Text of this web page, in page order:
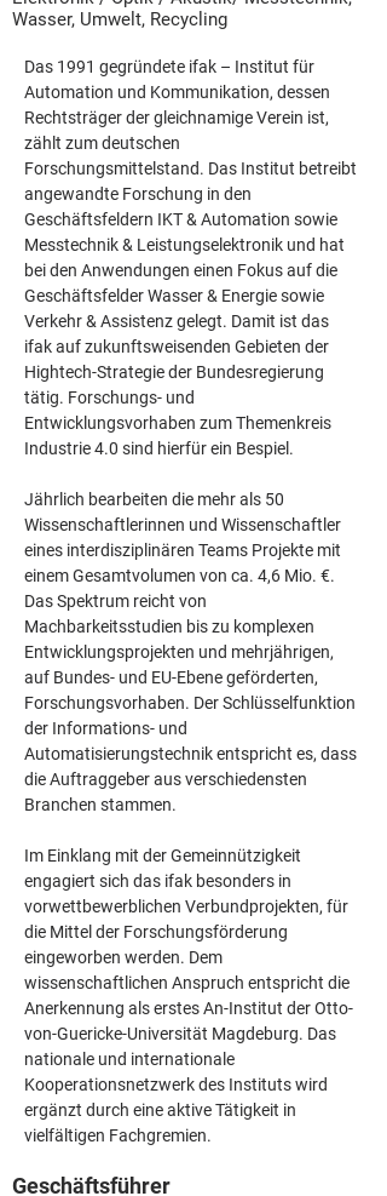
Wasser, Umwelt, Recycling
Das 1991 gegründete ifak – Institut für
Automation und Kommunikation, dessen
Rechtsträger der gleichnamige Verein ist,
zählt zum deutschen
Forschungsmittelstand. Das Institut betreibt
angewandte Forschung in den
Geschäftsfeldern IKT & Automation sowie
Messtechnik & Leistungselektronik und hat
bei den Anwendungen einen Fokus auf die
Geschäftsfelder Wasser & Energie sowie
Verkehr & Assistenz gelegt. Damit ist das
ifak auf zukunftsweisenden Gebieten der
Hightech-Strategie der Bundesregierung
tätig. Forschungs- und
Entwicklungsvorhaben zum Themenkreis
Industrie 4.0 sind hierfür ein Bespiel.
Jährlich bearbeiten die mehr als 50
Wissenschaftlerinnen und Wissenschaftler
eines interdisziplinären Teams Projekte mit
einem Gesamtvolumen von ca. 4,6 Mio. €.
Das Spektrum reicht von
Machbarkeitsstudien bis zu komplexen
Entwicklungsprojekten und mehrjährigen,
auf Bundes- und EU-Ebene geförderten,
Forschungsvorhaben. Der Schlüsselfunktion
der Informations- und
Automatisierungstechnik entspricht es, dass
die Auftraggeber aus verschiedensten
Branchen stammen.
Im Einklang mit der Gemeinnützigkeit
engagiert sich das ifak besonders in
vorwettbewerblichen Verbundprojekten, für
die Mittel der Forschungsförderung
eingeworben werden. Dem
wissenschaftlichen Anspruch entspricht die
Anerkennung als erstes An-Institut der Otto-
von-Guericke-Universität Magdeburg. Das
nationale und internationale
Kooperationsnetzwerk des Instituts wird
ergänzt durch eine aktive Tätigkeit in
vielfältigen Fachgremien.
Geschäftsführer